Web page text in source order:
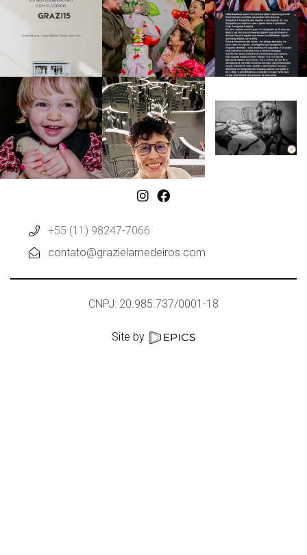
+55 (11) 98247-7066
contato@grazielamedeiros.com
CNPJ: 20.985.737/0001-18
Site by